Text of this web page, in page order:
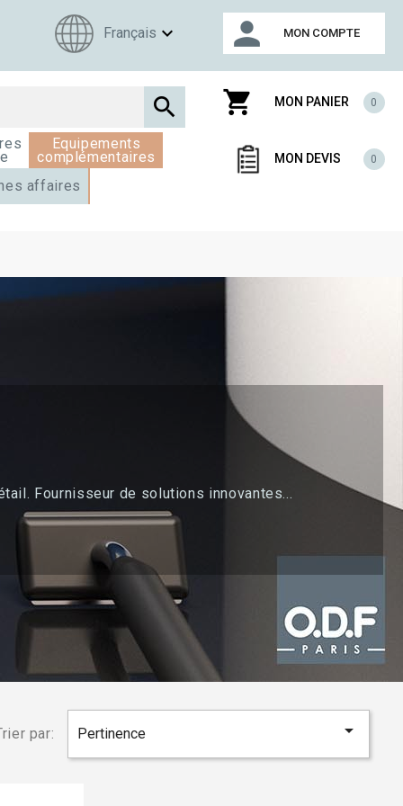
Français expand_more person MON COMPTE

Equipements
complémentaires
affaires
shopping_cart MON PANIER 0
MON DEVIS 0
Fournisseur de solutions innovantes...
par: Pertinence 